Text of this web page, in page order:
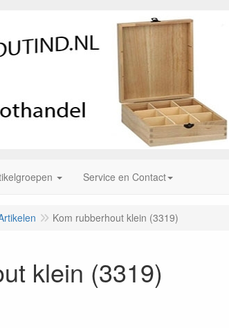
Service en Contact
Kom rubberhout klein (3319)
klein (3319)